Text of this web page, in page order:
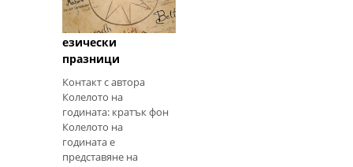
Колелото на
годината: осемте
езически
празници
Контакт с автора
Колелото на
годината: кратък фон
Колелото на
годината е
представяне на